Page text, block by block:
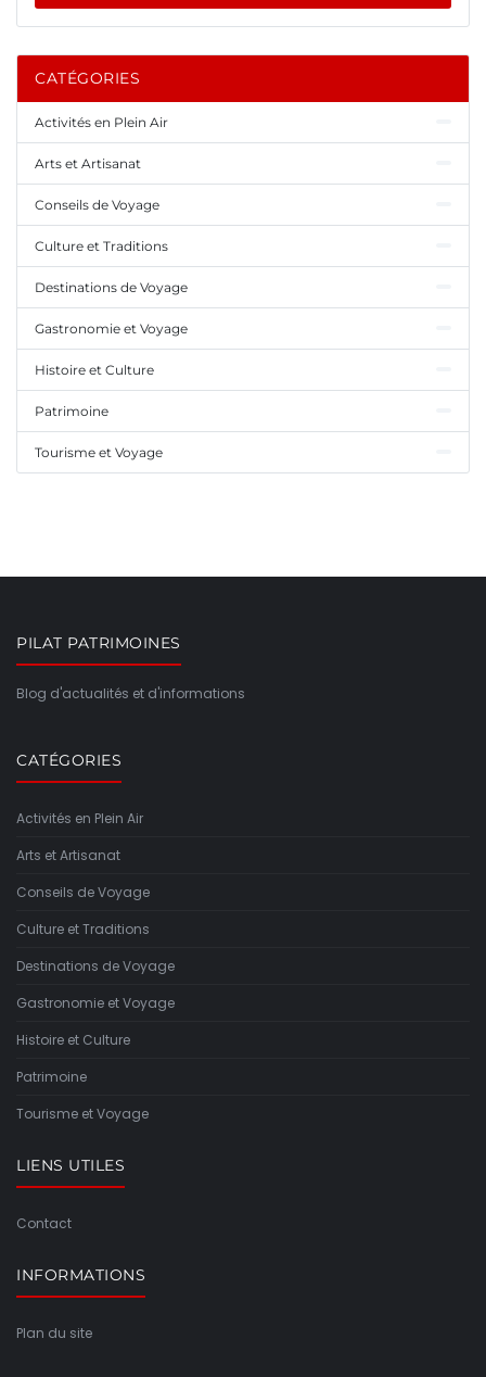
CATÉGORIES
Activités en Plein Air
Arts et Artisanat
Conseils de Voyage
Culture et Traditions
Destinations de Voyage
Gastronomie et Voyage
Histoire et Culture
Patrimoine
Tourisme et Voyage
PILAT PATRIMOINES
Blog d'actualités et d'informations
CATÉGORIES
Activités en Plein Air
Arts et Artisanat
Conseils de Voyage
Culture et Traditions
Destinations de Voyage
Gastronomie et Voyage
Histoire et Culture
Patrimoine
Tourisme et Voyage
LIENS UTILES
Contact
INFORMATIONS
Plan du site